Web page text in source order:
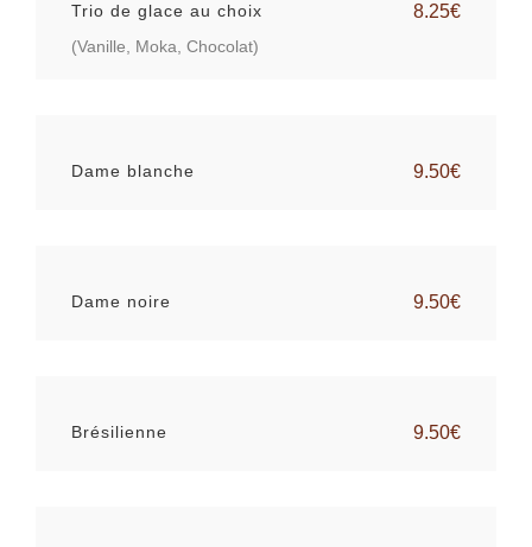
Trio de glace au choix 8.25€
(Vanille, Moka, Chocolat)
Dame blanche 9.50€
Dame noire 9.50€
Brésilienne 9.50€